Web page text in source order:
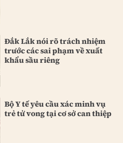
Đắk Lắk nói rõ trách nhiệm
trước các sai phạm về xuất
khẩu sầu riêng
Bộ Y tế yêu cầu xác minh vụ
trẻ tử vong tại cơ sở can thiệp